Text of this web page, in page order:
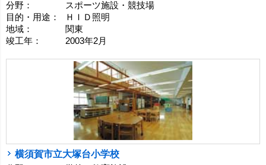
分野：
スポーツ施設・競技場
目的・用途：
ＨＩＤ照明
地域：
関東
竣工年：
2003年2月
横須賀市立大塚台小学校